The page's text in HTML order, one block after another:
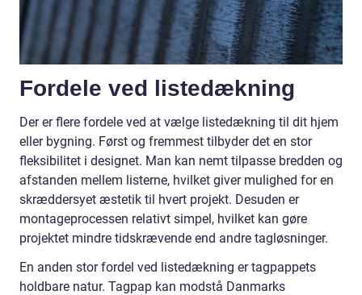
Fordele ved listedækning
Der er flere fordele ved at vælge listedækning til dit hjem
eller bygning. Først og fremmest tilbyder det en stor
fleksibilitet i designet. Man kan nemt tilpasse bredden og
afstanden mellem listerne, hvilket giver mulighed for en
skræddersyet æstetik til hvert projekt. Desuden er
montageprocessen relativt simpel, hvilket kan gøre
projektet mindre tidskrævende end andre tagløsninger.
En anden stor fordel ved listedækning er tagpappets
holdbare natur. Tagpap kan modstå Danmarks